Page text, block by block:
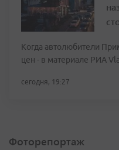
Когда автолюбители
цен - в материале РИА
сегодня, 19:27
Фоторепортаж